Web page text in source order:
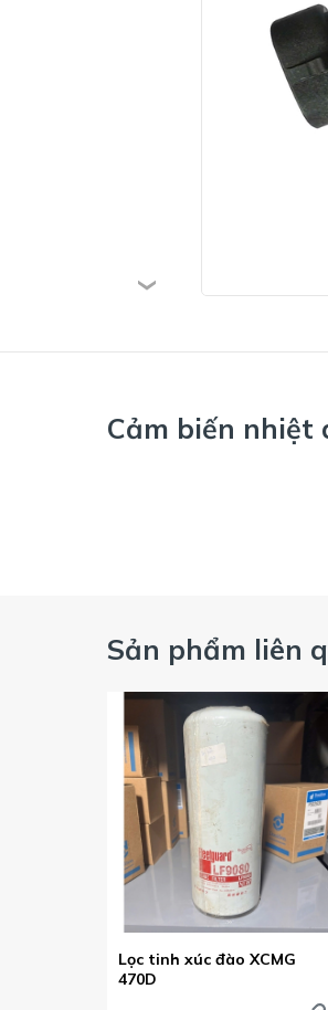
Cảm biến nhiệt
Sản phẩm liên
Lọc tinh xúc đào XCMG
470D